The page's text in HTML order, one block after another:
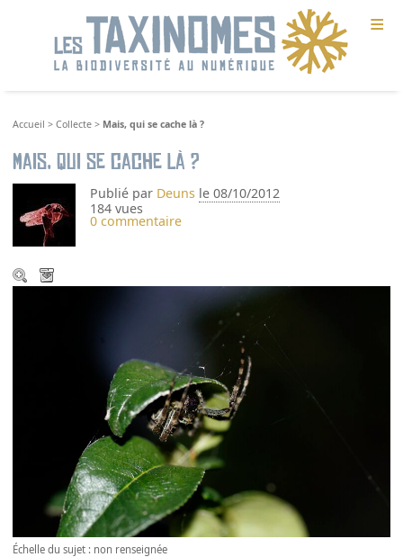
≡
Accueil >Collecte > Mais, qui se cache là ?
Mais, qui se cache là ?
Publié par Deuns le 08/10/2012
184 vues
0 commentaire
Échelle du sujet : non renseignée